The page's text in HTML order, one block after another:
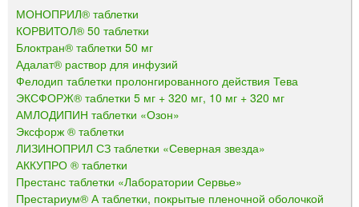
МОНОПРИЛ® таблетки
КОРВИТОЛ® 50 таблетки
Блоктран® таблетки 50 мг
Адалат® раствор для инфузий
Фелодип таблетки пролонгированного действия Тева
ЭКСФОРЖ® таблетки 5 мг + 320 мг, 10 мг + 320 мг
АМЛОДИПИН таблетки «Озон»
Эксфорж ® таблетки
ЛИЗИНОПРИЛ СЗ таблетки «Северная звезда»
АККУПРО ® таблетки
Престанс таблетки «Лаборатории Сервье»
Престариум® А таблетки, покрытые пленочной оболочкой